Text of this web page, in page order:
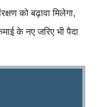
को बढ़ावा मिलेगा,
के नए जरिए भी पैदा